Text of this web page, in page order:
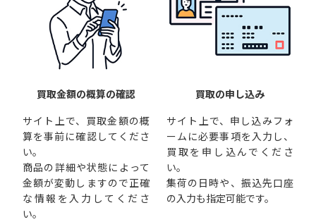
買取金額の概算の確認
サイト上で、買取金額の概
算を事前に確認してくださ
い。
商品の詳細や状態によって
金額が変動しますので正確
な情報を入力してくださ
い。
買取の申し込み
サイト上で、申し込みフォ
ームに必要事項を入力し、
買取を申し込んでくださ
い。
集荷の日時や、振込先口座
の入力も指定可能です。